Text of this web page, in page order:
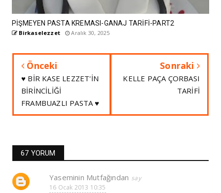
PİŞMEYEN PASTA KREMASI-GANAJ TARİFİ-PART2
Birkaselezzet Aralık 30, 2025
Önceki
♥ BİR KASE LEZZET'İN
BİRİNCİLİĞİ
FRAMBUAZLI PASTA ♥
Sonraki
KELLE PAÇA ÇORBASI
TARİFİ
67 YORUM
Yaseminin Mutfağından
16 Ocak 2013 10:35